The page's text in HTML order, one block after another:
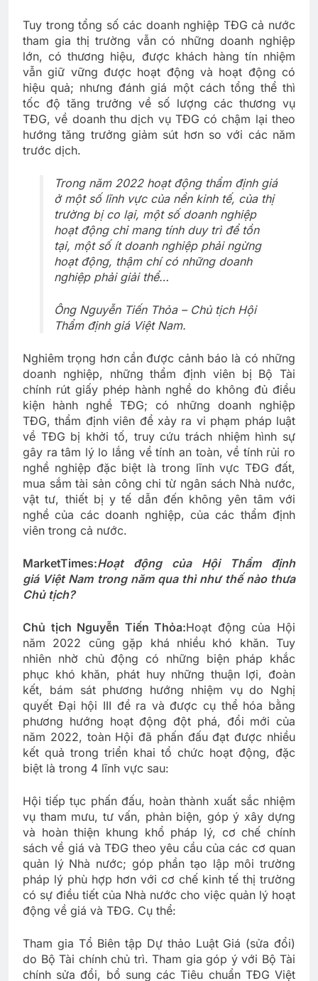
Tuy trong tổng số các doanh nghiệp TĐG cả nước
tham gia thị trường vẫn có những doanh nghiệp
lớn, có thương hiệu, được khách hàng tín nhiệm
vẫn giữ vững được hoạt động và hoạt động có
hiệu quả; nhưng đánh giá một cách tổng thể thì
tốc độ tăng trưởng về số lượng các thương vụ
TĐG, về doanh thu dịch vụ TĐG có chậm lại theo
hướng tăng trưởng giảm sút hơn so với các năm
trước dịch.
Trong năm 2022 hoạt động thẩm định giá
ở một số lĩnh vực của nền kinh tế, của thị
trường bị co lại, một số doanh nghiệp
hoạt động chỉ mang tính duy trì để tồn
tại, một số ít doanh nghiệp phải ngừng
hoạt động, thậm chí có những doanh
nghiệp phải giải thể…
Ông Nguyễn Tiến Thỏa – Chủ tịch Hội
Thẩm định giá Việt Nam.
Nghiêm trọng hơn cần được cảnh báo là có những
doanh nghiệp, những thẩm định viên bị Bộ Tài
chính rút giấy phép hành nghề do không đủ điều
kiện hành nghề TĐG; có những doanh nghiệp
TĐG, thẩm định viên để xảy ra vi phạm pháp luật
về TĐG bị khởi tố, truy cứu trách nhiệm hình sự
gây ra tâm lý lo lắng về tính an toàn, về tính rủi ro
nghề nghiệp đặc biệt là trong lĩnh vực TĐG đất,
mua sắm tài sản công chi từ ngân sách Nhà nước,
vật tư, thiết bị y tế dẫn đến không yên tâm với
nghề của các doanh nghiệp, của các thẩm định
viên trong cả nước.
MarketTimes:Hoạt động của Hội Thẩm định
giá Việt Nam trong năm qua thì như thế nào thưa
Chủ tịch?
Chủ tịch Nguyễn Tiến Thỏa:Hoạt động của Hội
năm 2022 cũng gặp khá nhiều khó khăn. Tuy
nhiên nhờ chủ động có những biện pháp khắc
phục khó khăn, phát huy những thuận lợi, đoàn
kết, bám sát phương hướng nhiệm vụ do Nghị
quyết Đại hội III đề ra và được cụ thể hóa bằng
phương hướng hoạt động đột phá, đổi mới của
năm 2022, toàn Hội đã phấn đấu đạt được nhiều
kết quả trong triển khai tổ chức hoạt động, đặc
biệt là trong 4 lĩnh vực sau:
Hội tiếp tục phấn đấu, hoàn thành xuất sắc nhiệm
vụ tham mưu, tư vấn, phản biện, góp ý xây dựng
và hoàn thiện khung khổ pháp lý, cơ chế chính
sách về giá và TĐG theo yêu cầu của các cơ quan
quản lý Nhà nước; góp phần tạo lập môi trường
pháp lý phù hợp hơn với cơ chế kinh tế thị trường
có sự điều tiết của Nhà nước cho việc quản lý hoạt
động về giá và TĐG. Cụ thể:
Tham gia Tổ Biên tập Dự thảo Luật Giá (sửa đổi)
do Bộ Tài chính chủ trì. Tham gia góp ý với Bộ Tài
chính sửa đổi, bổ sung các Tiêu chuẩn TĐG Việt